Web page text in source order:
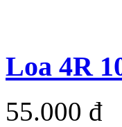
Loa 4R
55.000 đ